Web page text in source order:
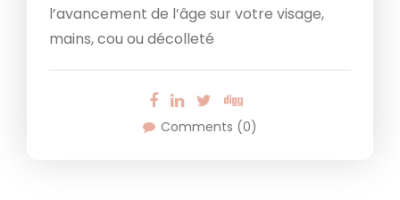
l’avancement de l’âge sur votre visage,
mains, cou ou décolleté
Comments (0)